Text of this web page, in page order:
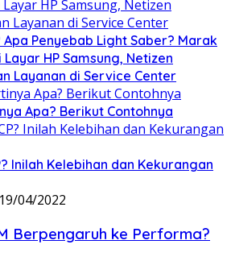
Penyebab Light Saber? Marak
HP Samsung, Netizen
Layanan di Service Center
Apa? Berikut Contohnya
Inilah Kelebihan dan Kekurangan
19/04/2022
Berpengaruh ke Performa?